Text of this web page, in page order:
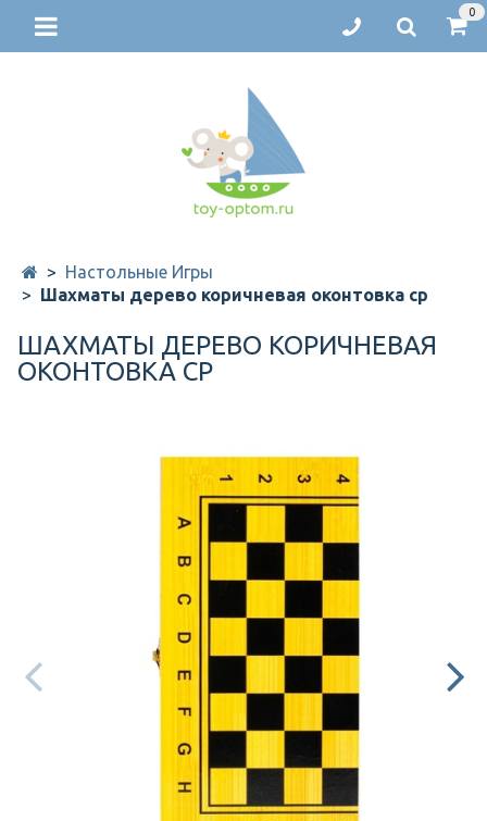
0
Настольные Игры
Шахматы дерево коричневая оконтовка ср
ШАХМАТЫ ДЕРЕВО КОРИЧНЕВАЯ
ОКОНТОВКА СР